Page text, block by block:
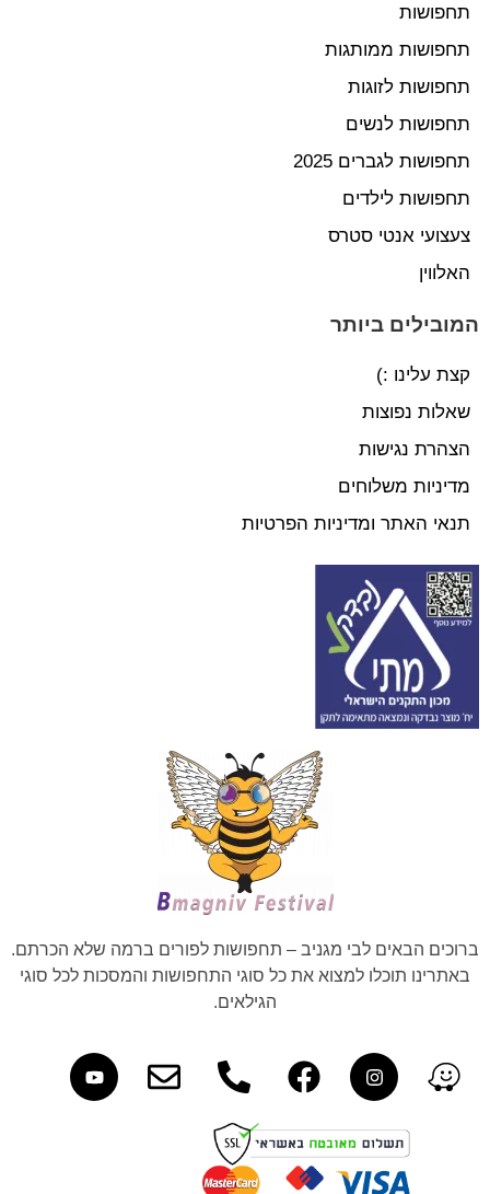
תחפושות
תחפושות ממותגות
תחפושות לזוגות
תחפושות לנשים
תחפושות לגברים 2025
תחפושות לילדים
צעצועי אנטי סטרס
האלווין
המובילים ביותר
קצת עלינו :)
שאלות נפוצות
הצהרת נגישות
מדיניות משלוחים
תנאי האתר ומדיניות הפרטיות
ברוכים הבאים לבי מגניב – תחפושות לפורים ברמה שלא הכרתם.
באתרינו תוכלו למצוא את כל סוגי התחפושות והמסכות לכל סוגי
הגילאים.